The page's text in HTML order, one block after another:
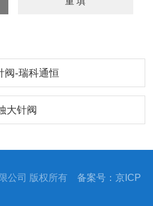
阀-瑞科通恒
大针阀
限公司 版权所有备案号：京ICP